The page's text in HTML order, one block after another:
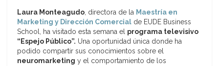
Laura Monteagudo, directora de la Maestría en
Marketing y Dirección Comercial de EUDE Business
School, ha visitado esta semana el programa televisivo
“Espejo Público”. Una oportunidad única donde ha
podido compartir sus conocimientos sobre el
neuromarketing y el comportamiento de los